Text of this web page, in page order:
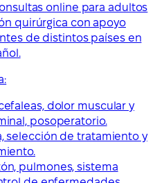
online para adultos
quirúrgica con apoyo
de distintos países en
dolor muscular y
posoperatorio.
selección de tratamiento y
pulmones, sistema